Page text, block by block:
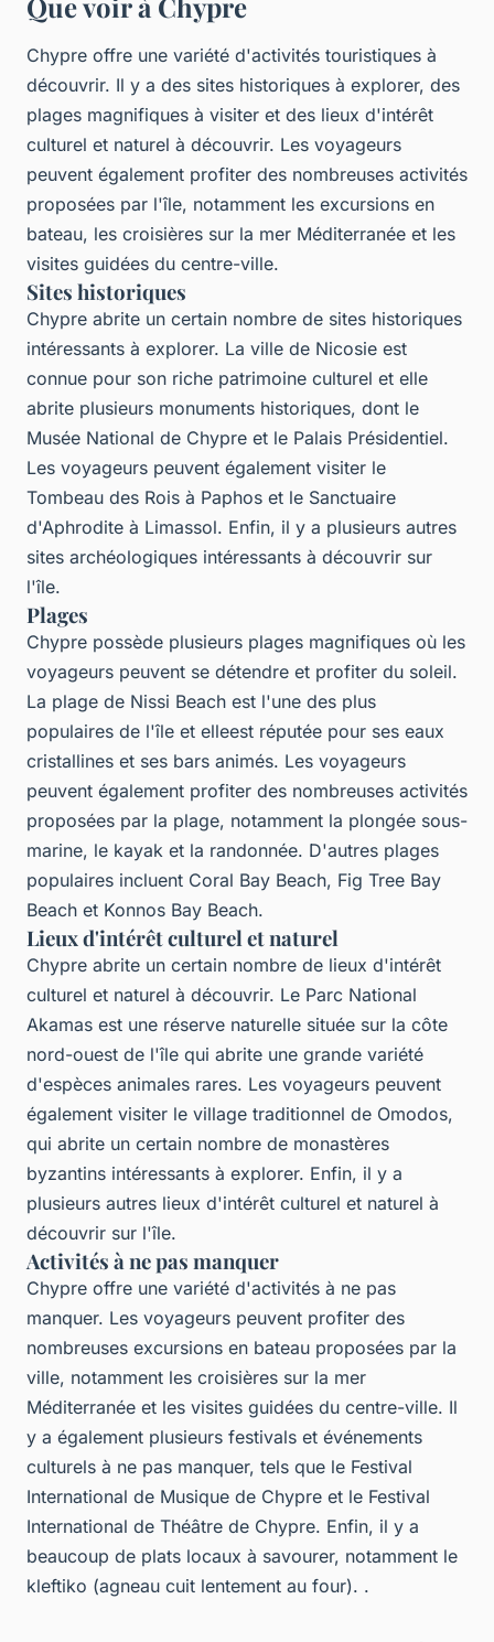
Chypre offre une variété d'activités touristiques à
découvrir. Il y a des sites historiques à explorer, des
plages magnifiques à visiter et des lieux d'intérêt
culturel et naturel à découvrir. Les voyageurs
peuvent également profiter des nombreuses activités
proposées par l'île, notamment les excursions en
bateau, les croisières sur la mer Méditerranée et les
visites guidées du centre-ville.
Sites historiques
Chypre abrite un certain nombre de sites historiques
intéressants à explorer. La ville de Nicosie est
connue pour son riche patrimoine culturel et elle
abrite plusieurs monuments historiques, dont le
Musée National de Chypre et le Palais Présidentiel.
Les voyageurs peuvent également visiter le
Tombeau des Rois à Paphos et le Sanctuaire
d'Aphrodite à Limassol. Enfin, il y a plusieurs autres
sites archéologiques intéressants à découvrir sur
l'île.
Plages
Chypre possède plusieurs plages magnifiques où les
voyageurs peuvent se détendre et profiter du soleil.
La plage de Nissi Beach est l'une des plus
populaires de l'île et elleest réputée pour ses eaux
cristallines et ses bars animés. Les voyageurs
peuvent également profiter des nombreuses activités
proposées par la plage, notamment la plongée sous-
marine, le kayak et la randonnée. D'autres plages
populaires incluent Coral Bay Beach, Fig Tree Bay
Beach et Konnos Bay Beach.
Lieux d'intérêt culturel et naturel
Chypre abrite un certain nombre de lieux d'intérêt
culturel et naturel à découvrir. Le Parc National
Akamas est une réserve naturelle située sur la côte
nord-ouest de l'île qui abrite une grande variété
d'espèces animales rares. Les voyageurs peuvent
également visiter le village traditionnel de Omodos,
qui abrite un certain nombre de monastères
byzantins intéressants à explorer. Enfin, il y a
plusieurs autres lieux d'intérêt culturel et naturel à
découvrir sur l'île.
Activités à ne pas manquer
Chypre offre une variété d'activités à ne pas
manquer. Les voyageurs peuvent profiter des
nombreuses excursions en bateau proposées par la
ville, notamment les croisières sur la mer
Méditerranée et les visites guidées du centre-ville. Il
y a également plusieurs festivals et événements
culturels à ne pas manquer, tels que le Festival
International de Musique de Chypre et le Festival
International de Théâtre de Chypre. Enfin, il y a
beaucoup de plats locaux à savourer, notamment le
kleftiko (agneau cuit lentement au four). .